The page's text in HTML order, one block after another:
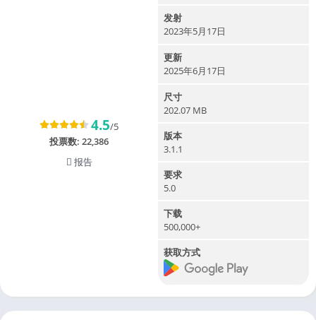
4.5/5
投票数: 22,386
报告
发射
2023年5月17日
更新
2025年6月17日
尺寸
202.07 MB
版本
3.1.1
要求
5.0
下载
500,000+
获取方式